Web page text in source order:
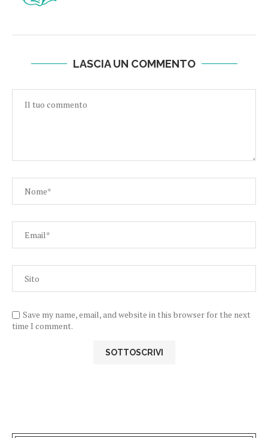
LASCIA UN COMMENTO
Save my name, email, and website in this browser for the next
time I comment.